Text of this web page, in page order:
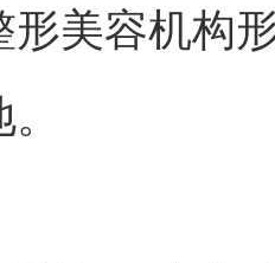
形美容机构